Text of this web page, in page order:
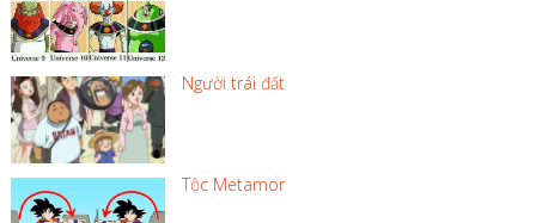
Người trái đất
Tộc Metamor